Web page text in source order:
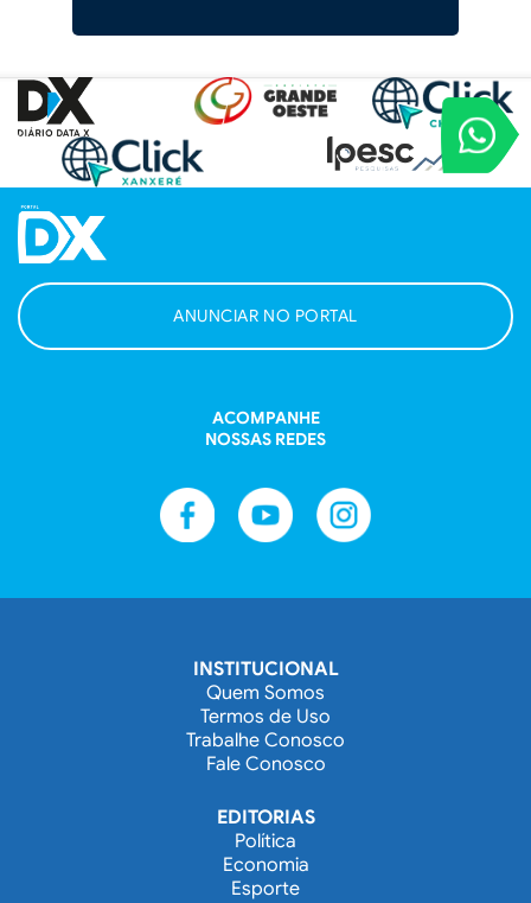
VOCÊ
Entre em
ANUNCIAR NO PORTAL
ACOMPANHE
NOSSAS REDES
INSTITUCIONAL
Quem Somos
Termos de Uso
Trabalhe Conosco
Fale Conosco
EDITORIAS
Política
Economia
Esporte